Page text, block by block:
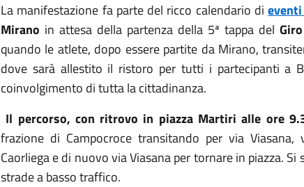
La manifestazione fa parte del ricco calendario di
Mirano in attesa della partenza della 5ª tappa del
quando le atlete, dopo essere partite da Mirano,
dove sarà allestito il ristoro per tutti i partecipanti a
coinvolgimento di tutta la cittadinanza.
Il percorso, con ritrovo in piazza Martiri alle ore
frazione di Campocroce transitando per via
Caorliega e di nuovo via Viasana per tornare in piazza.
strade a basso traffico.